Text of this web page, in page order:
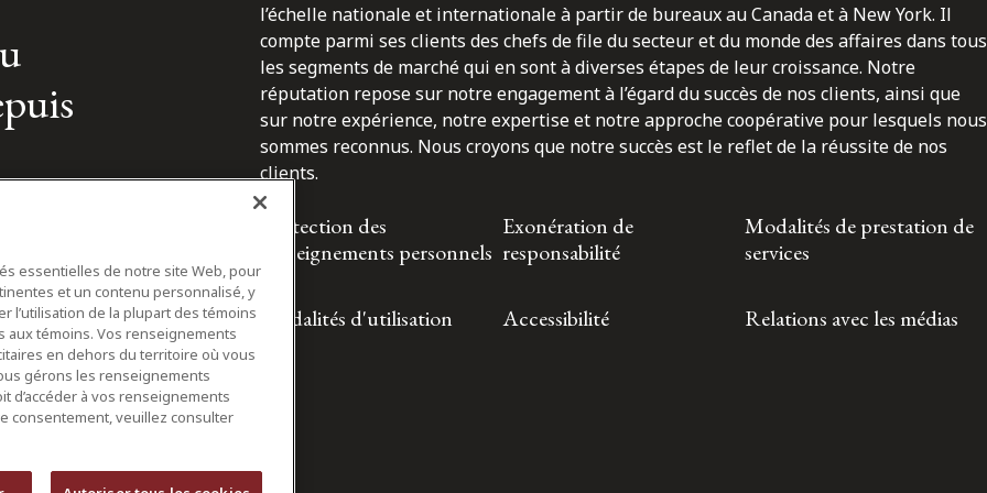
l’échelle nationale et internationale à partir de bureaux au Canada et à New York. Il
compte parmi ses clients des chefs de file du secteur et du monde des affaires dans tous
les segments de marché qui en sont à diverses étapes de leur croissance. Notre
réputation repose sur notre engagement à l’égard du succès de nos clients, ainsi que
sur notre expérience, notre expertise et notre approche coopérative pour lesquels nous
sommes reconnus. Nous croyons que notre succès est le reflet de la réussite de nos
clients.
Protection des
renseignements personnels
Exonération de
responsabilité
Modalités de prestation de
services
Modalités d'utilisation Accessibilité Relations avec les médias
essentielles de notre site Web, pour
et un contenu personnalisé, y
l’utilisation de la plupart des témoins
témoins. Vos renseignements
en dehors du territoire où vous
gérons les renseignements
d’accéder à vos renseignements
consentement, veuillez consulter